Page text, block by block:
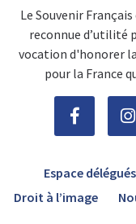
Le Souvenir
reconnue d’utilité
vocation d'honorer
pour la France
Espace délégués
Droit à l’image